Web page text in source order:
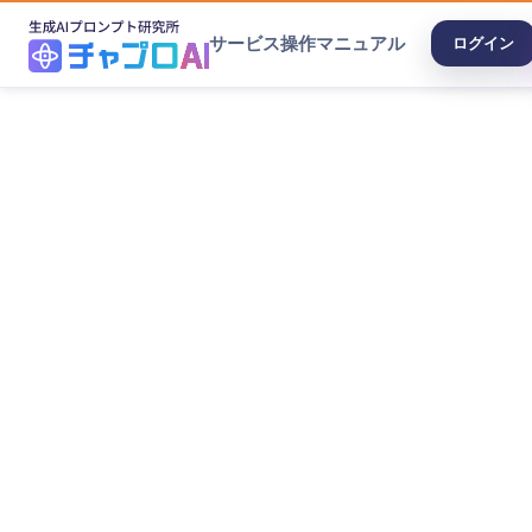
サービス操作マニュアル ログイン